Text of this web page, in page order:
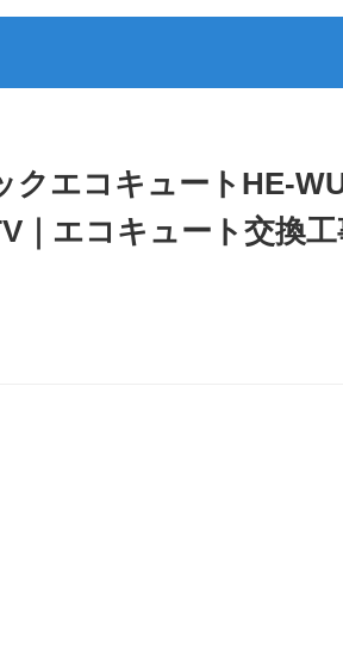
クエコキュートHE-
｜エコキュート交換